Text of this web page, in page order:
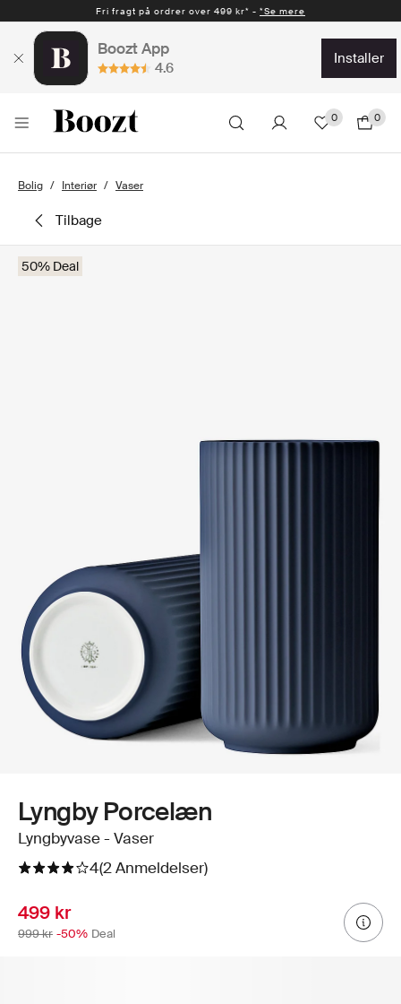
Fri fragt på ordrer over 499 kr* - *Se mere
Boozt App
4.6
installer
0 0
Bolig Interiør Vaser
tilbage
50% Deal
Lyngby Porcelæn
Lyngbyvase - Vaser
4(2 Anmeldelser)
499 kr
999 kr -50% Deal